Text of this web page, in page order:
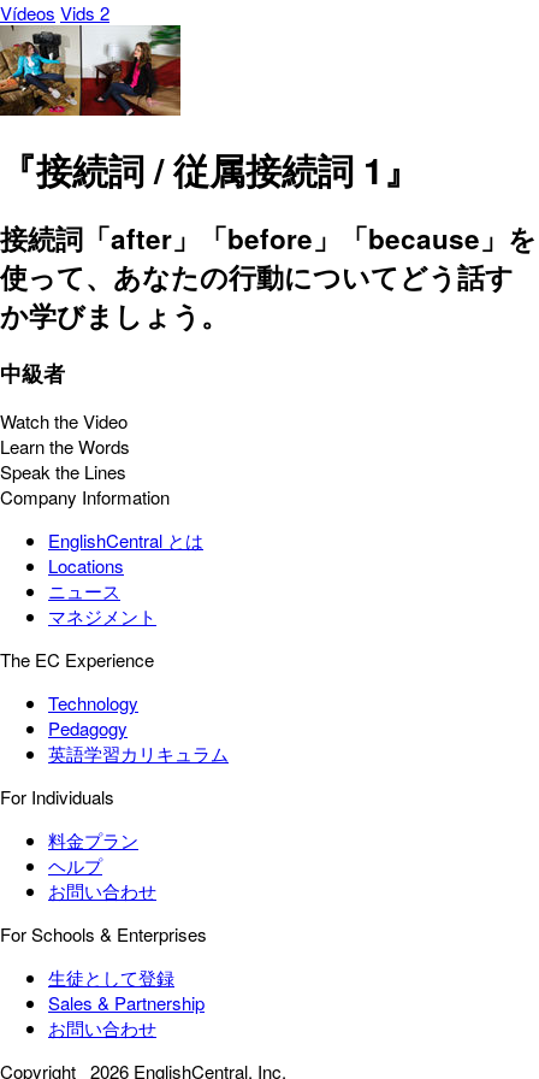
Vídeos Vids 2
『接続詞 / 従属接続詞 1』
接続詞「after」「before」「because」を
使って、あなたの行動についてどう話す
か学びましょう。
中級者
Watch the Video
Learn the Words
Speak the Lines
Company Information
EnglishCentral とは
Locations
ニュース
マネジメント
The EC Experience
Technology
Pedagogy
英語学習カリキュラム
For Individuals
料金プラン
ヘルプ
お問い合わせ
For Schools & Enterprises
生徒として登録
Sales & Partnership
お問い合わせ
Copyright 2026 EnglishCentral, Inc.